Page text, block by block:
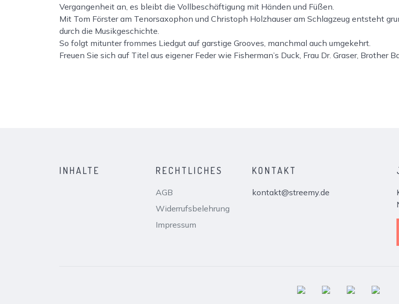
Vergangenheit an, es bleibt die Vollbeschäftigung mit Händen und Füßen.
Mit Tom Försteram Tenorsaxophon und Christoph Holzhauseram Schlagzeug entsteht
durch die Musikgeschichte.
So folgt mitunter frommes Liedgut auf garstige Grooves , manchmal auch umgekehrt.
Freuen Sie sich auf Titel aus eigener Feder wie Fisherman’s Duck, Frau Dr. Graser, Brother
INHALTE RECHTLICHES
AGB
Widerrufsbelehrung
Impressum
KONTAKT
kontakt@streemy.de